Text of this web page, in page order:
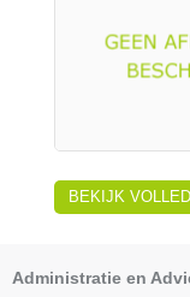
BEKIJK
Administratie en